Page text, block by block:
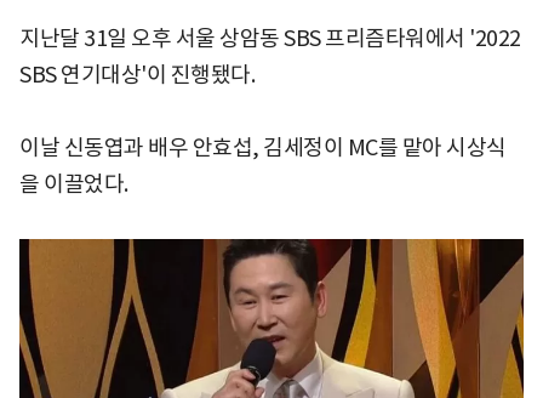
지난달 31일 오후 서울 상암동 SBS 프리즘타워에서 '2022
SBS 연기대상'이 진행됐다.
이날 신동엽과 배우 안효섭, 김세정이 MC를 맡아 시상식
을 이끌었다.